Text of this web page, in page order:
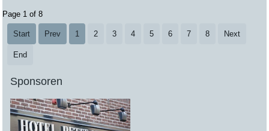
Page 1 of 8
Start Prev 1 2 3 4 5 6 7 8 Next
End
Sponsoren